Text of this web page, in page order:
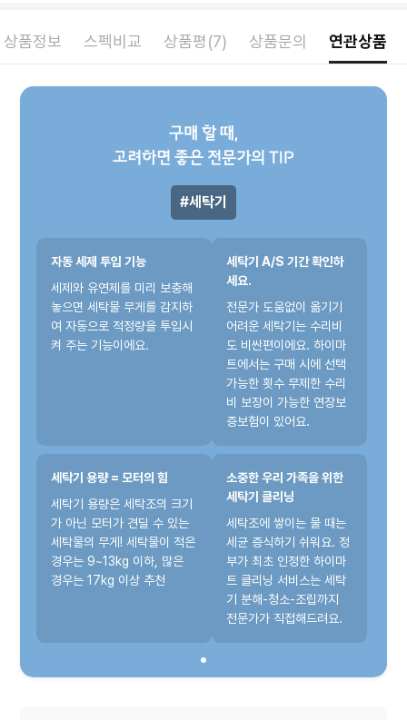
상품정보 스펙비교 상품평(7) 상품문의 연관상품
구매 할 때,
고려하면 좋은 전문가의 TIP
세탁기
자동 세제 투입 기능
세제와 유연제를 미리 보충해
놓으면 세탁물 무게를 감지하
여 자동으로 적정량을 투입시
켜 주는 기능이에요.
세탁기 용량 = 모터의 힘
세탁기 용량은 세탁조의 크기
가 아닌 모터가 견딜 수 있는
세탁물의 무게! 세탁물이 적은
경우는 9~13kg 이하, 많은
경우는 17kg 이상 추천
세탁기 A/S 기간 확인하
세요.
전문가 도움없이 옮기기
어려운 세탁기는 수리비
도 비싼편이에요. 하이마
트에서는 구매 시에 선택
가능한 횟수 무제한 수리
비 보장이 가능한 연장보
증보험이 있어요.
소중한 우리 가족을 위한
세탁기 클리닝
세탁조에 쌓이는 물 때는
세균 증식하기 쉬워요. 정
부가 최초 인정한 하이마
트 클리닝 서비스는 세탁
기 분해-청소-조립까지
전문가가 직접해드려요.